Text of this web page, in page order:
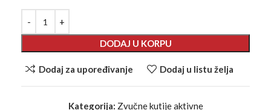
DODAJ U KORPU
Dodaj za upoređivanje Dodaj u listu želja
Kategorija: Zvučne kutije aktivne